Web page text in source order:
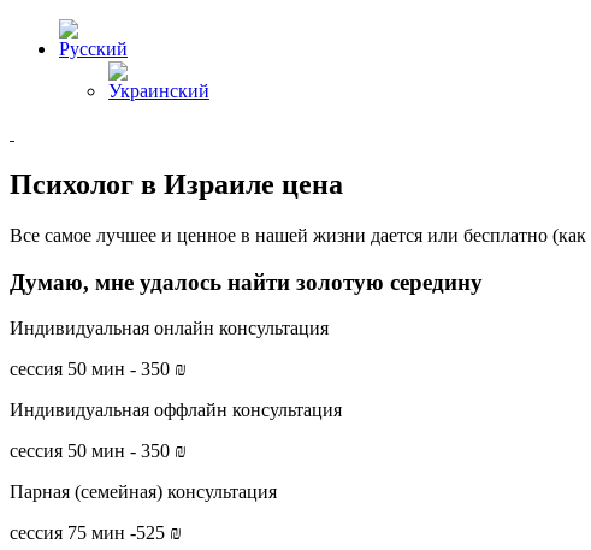
Психолог в Израиле цена
Все самое лучшее и ценное в нашей жизни дается или бесплатно
Думаю, мне удалось найти золотую середину
Индивидуальная онлайн консультация
сессия 50 мин - 350 ₪
Индивидуальная оффлайн консультация
сессия 50 мин - 350 ₪
Парная (семейная) консультация
сессия 75 мин -525 ₪